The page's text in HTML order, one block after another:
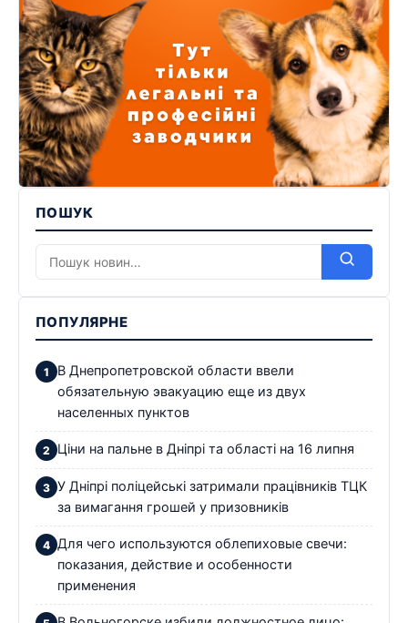
ПОШУК
ПОПУЛЯРНЕ
В Днепропетровской области ввели
обязательную эвакуацию еще из двух
населенных пунктов
Ціни на пальне в Дніпрі та області на 16 липня
У Дніпрі поліцейські затримали працівників ТЦК
за вимагання грошей у призовників
Для чего используются облепиховые свечи:
показания, действие и особенности
применения